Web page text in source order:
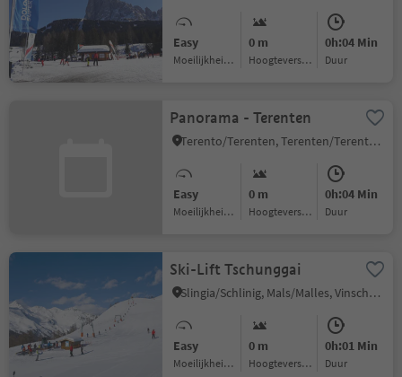
Easy
Moeilijkheidsgraad
0 m
Hoogteverschil
0h:04 Min
Duur
Panorama - Terenten
Terento/Terenten, Terenten/Terento, Brixen/Bressanone and environs
Easy
Moeilijkheidsgraad
0 m
Hoogteverschil
0h:04 Min
Duur
Ski-Lift Tschunggai
Slingia/Schlinig, Mals/Malles, Vinschgau/Val Venosta
Easy
Moeilijkheidsgraad
0 m
Hoogteverschil
0h:01 Min
Duur